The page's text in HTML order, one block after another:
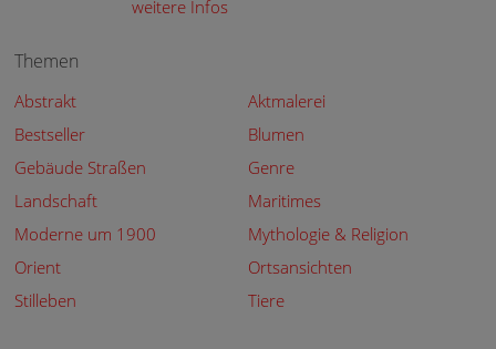
weitere Infos
Themen
Abstrakt
Aktmalerei
Bestseller
Blumen
Gebäude Straßen
Genre
Landschaft
Maritimes
Moderne um 1900
Mythologie & Religion
Orient
Ortsansichten
Stilleben
Tiere